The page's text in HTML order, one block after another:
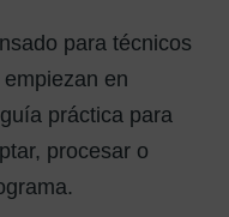
para técnicos
en
práctica para
procesar o